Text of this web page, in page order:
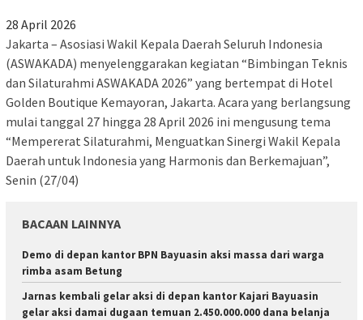
28 April 2026
Jakarta – Asosiasi Wakil Kepala Daerah Seluruh Indonesia
(ASWAKADA) menyelenggarakan kegiatan “Bimbingan Teknis
dan Silaturahmi ASWAKADA 2026” yang bertempat di Hotel
Golden Boutique Kemayoran, Jakarta. Acara yang berlangsung
mulai tanggal 27 hingga 28 April 2026 ini mengusung tema
“Mempererat Silaturahmi, Menguatkan Sinergi Wakil Kepala
Daerah untuk Indonesia yang Harmonis dan Berkemajuan”,
Senin (27/04)
BACAAN LAINNYA
Demo di depan kantor BPN Bayuasin aksi massa dari warga
rimba asam Betung
Jarnas kembali gelar aksi di depan kantor Kajari Bayuasin
gelar aksi damai dugaan temuan 2.450.000.000 dana belanja